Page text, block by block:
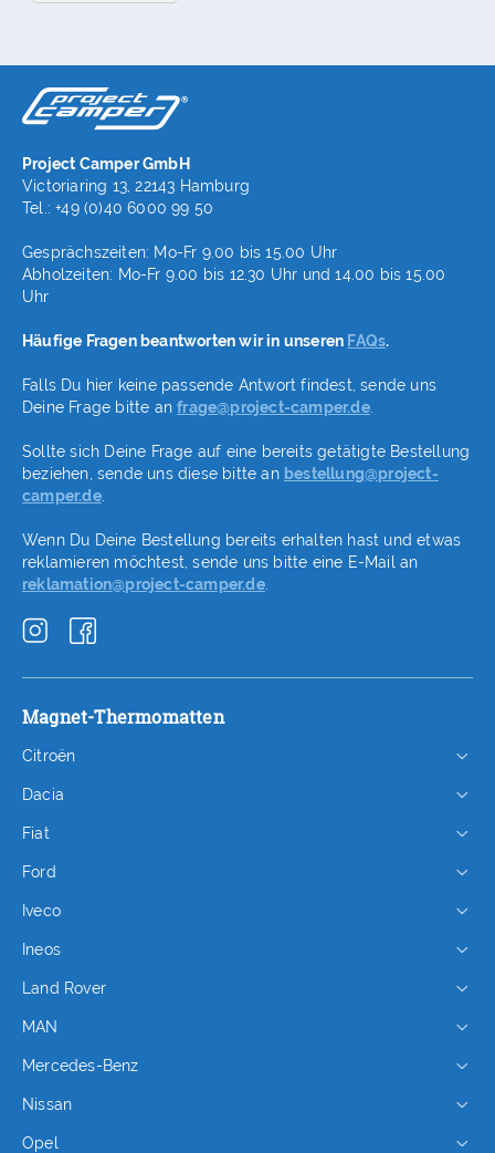
Project Camper GmbH
Victoriaring 13, 22143 Hamburg
Tel.: +49 (0)40 6000 99 50
Gesprächszeiten: Mo-Fr 9.00 bis 15.00 Uhr
Abholzeiten: Mo-Fr 9.00 bis 12.30 Uhr und 14.00 bis 15.00
Uhr
Häufige Fragen beantworten wir in unseren FAQs.
Falls Du hier keine passende Antwort findest, sende uns
Deine Frage bitte anfrage@project-camper.de.
Sollte sich Deine Frage auf eine bereits getätigte Bestellung
beziehen, sende uns diese bitte an bestellung@project-
camper.de.
Wenn Du Deine Bestellung bereits erhalten hast und etwas
reklamieren möchtest, sende uns bitte eine E-Mail an
reklamation@project-camper.de.
Magnet-Thermomatten
Citroën
Dacia
Fiat
Ford
Iveco
Ineos
Land Rover
MAN
Mercedes-Benz
Nissan
Opel